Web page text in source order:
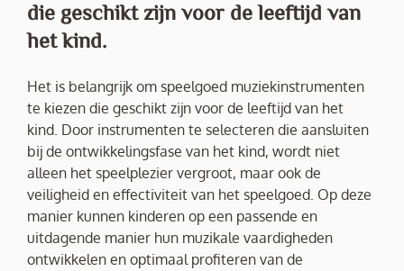
die geschikt zijn voor de leeftijd van
het kind.
Het is belangrijk om speelgoed muziekinstrumenten
te kiezen die geschikt zijn voor de leeftijd van het
kind. Door instrumenten te selecteren die aansluiten
bij de ontwikkelingsfase van het kind, wordt niet
alleen het speelplezier vergroot, maar ook de
veiligheid en effectiviteit van het speelgoed. Op deze
manier kunnen kinderen op een passende en
uitdagende manier hun muzikale vaardigheden
ontwikkelen en optimaal profiteren van de